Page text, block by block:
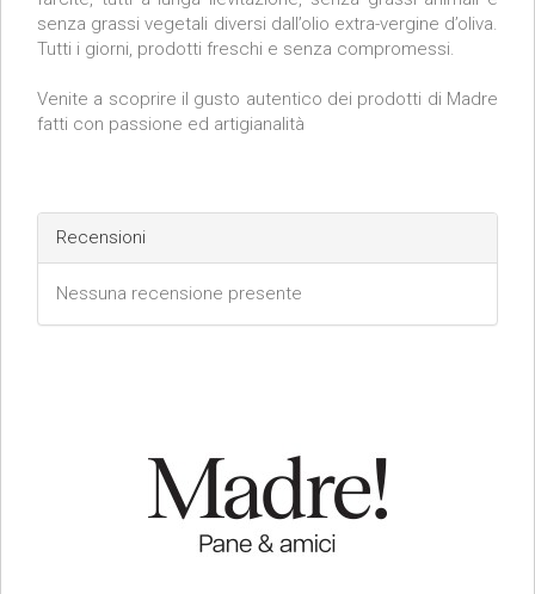
senza grassi vegetali diversi dall’olio extra-vergine d’oliva.
Tutti i giorni, prodotti freschi e senza compromessi.
Venite a scoprire il gusto autentico dei prodotti di Madre
fatti con passione ed artigianalità
Recensioni
Nessuna recensione presente